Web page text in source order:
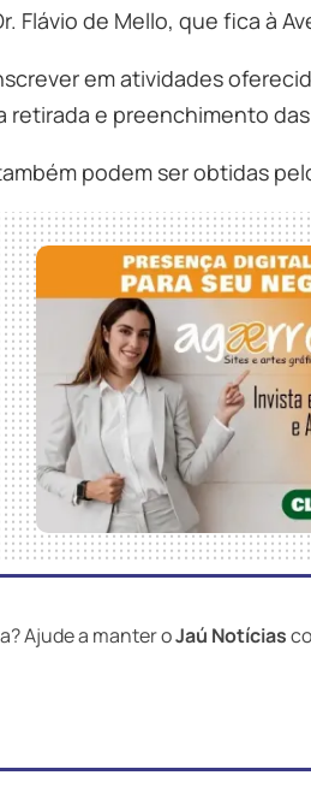
Flávio de Mello, que fica à
em atividades
retirada e preenchimento
podem ser obtidas
Ajude a manter oJaú Notícias